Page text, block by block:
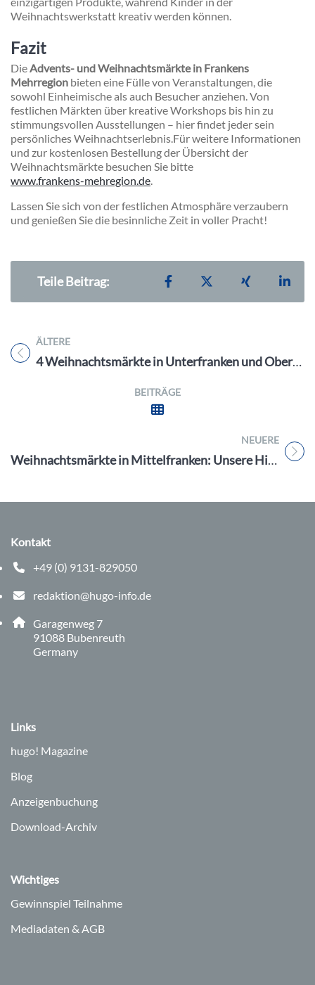
Weihnachtswerkstatt kreativ werden können.
Fazit
DieAdvents- und Weihnachtsmärkte in Frankens
Mehrregion bieten eine Fülle von Veranstaltungen, die
sowohl Einheimische als auch Besucher anziehen. Von
festlichen Märkten über kreative Workshops bis hin zu
stimmungsvollen Ausstellungen – hier findet jeder sein
persönliches Weihnachtserlebnis.Für weitere Informationen
und zur kostenlosen Bestellung der Übersicht der
Weihnachtsmärkte besuchen Sie bitte
www.frankens-mehregion.de.
Lassen Sie sich von der festlichen Atmosphäre verzaubern
und genießen Sie die besinnliche Zeit in voller Pracht!
Teile Beitrag: Teilen auf Facebook
Teilen auf XTeilen auf
ÄLTERE
Titel für Beitrag
4 Weihnachtsmärkte in Unterfranken und Oberfranken, die Sie unbedingt besuchen sollten
BEITRÄGE
NEUERE
Titel für Beitrag
Weihnachtsmärkte in Mittelfranken: Unsere Highlights
Kontakt
+49 (0) 9131-829050
Telefonnummer: 0 9 1 3 1 8 2 9 0 5 0
redaktion@hugo-info.de
E-Mail Adresse: redaktion@hugo-info.de
Adresse:
Garagenweg 7
91088 , 9 1 0 8 8
Bubenreuth
Germany
Links
hugo! Magazine
Blog
Anzeigenbuchung
Download-Archiv
Wichtiges
Gewinnspiel Teilnahme
Mediadaten & AGB